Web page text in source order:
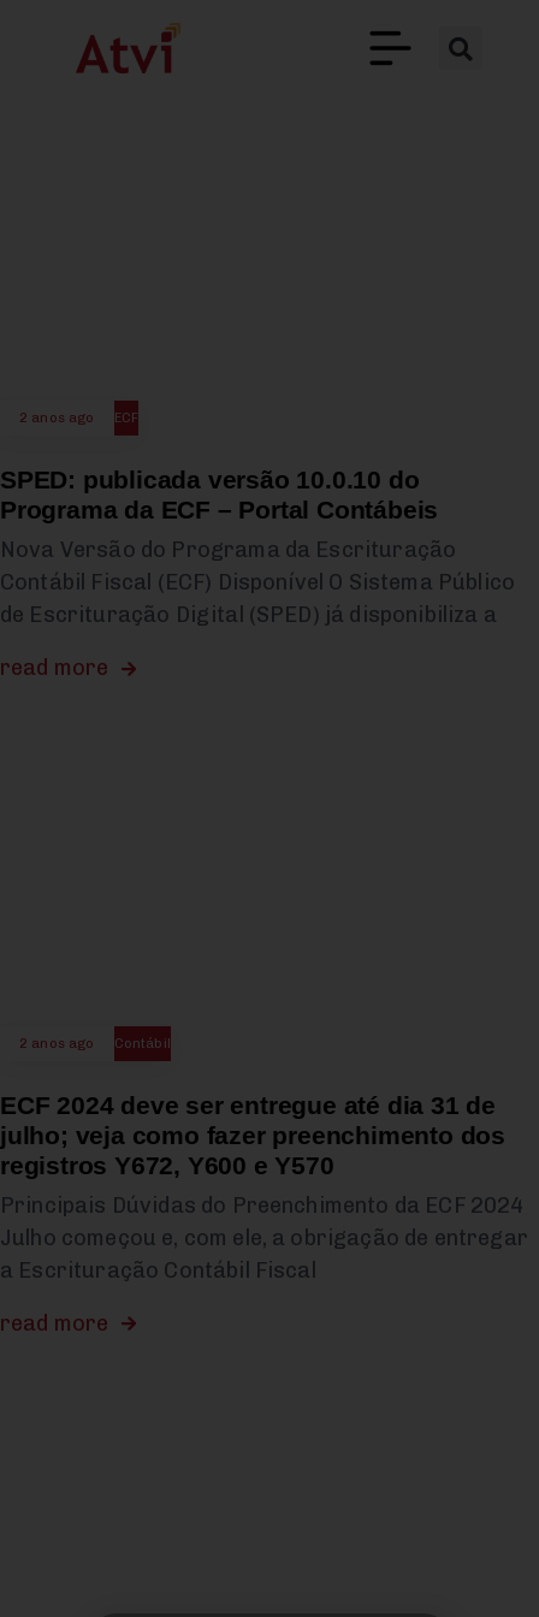
2 anos ago ECF
SPED: publicada versão 10.0.10 do
Programa da ECF – Portal Contábeis
Nova Versão do Programa da Escrituração
Contábil Fiscal (ECF) Disponível O Sistema Público
de Escrituração Digital (SPED) já disponibiliza a
read more
2 anos ago Contábil
ECF 2024 deve ser entregue até dia 31 de
julho; veja como fazer preenchimento dos
registros Y672, Y600 e Y570
Principais Dúvidas do Preenchimento da ECF 2024
Julho começou e, com ele, a obrigação de entregar
a Escrituração Contábil Fiscal
read more